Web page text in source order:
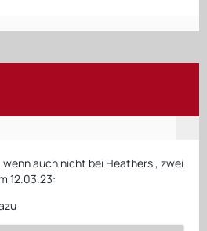
auch nicht bei Heathers , zwei
12.03.23: